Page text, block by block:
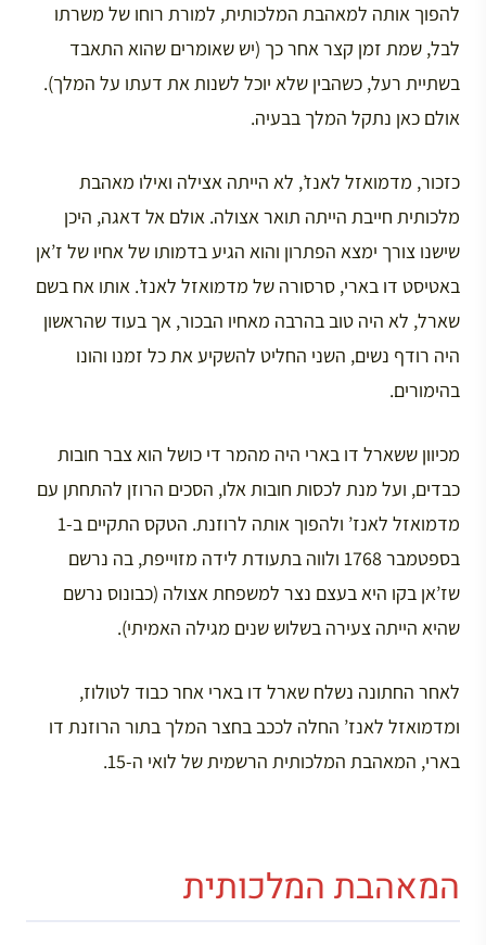
להפוך אותה למאהבת המלכותית, למורת רוחו של משרתו
לבל, שמת זמן קצר אחר כך (יש שאומרים שהוא התאבד
בשתיית רעל, כשהבין שלא יוכל לשנות את דעתו על המלך).
אולם כאן נתקל המלך בבעיה.
כזכור, מדמואזל לאנז’, לא הייתה אצילה ואילו מאהבת
מלכותית חייבת הייתה תואר אצולה. אולם אל דאגה, היכן
שישנו צורך ימצא הפתרון והוא הגיע בדמותו של אחיו של ז’אן
באטיסט דו בארי, סרסורה של מדמואזל לאנז’. אותו אח בשם
שארל, לא היה טוב בהרבה מאחיו הבכור, אך בעוד שהראשון
היה רודף נשים, השני החליט להשקיע את כל זמנו והונו
בהימורים.
מכיוון ששארל דו בארי היה מהמר די כושל הוא צבר חובות
כבדים, ועל מנת לכסות חובות אלו, הסכים הרוזן להתחתן עם
מדמואזל לאנז’ ולהפוך אותה לרוזנת. הטקס התקיים ב-1
בספטמבר 1768 ולווה בתעודת לידה מזוייפת, בה נרשם
שז’אן בקו היא בעצם נצר למשפחת אצולה (כבונוס נרשם
שהיא הייתה צעירה בשלוש שנים מגילה האמיתי).
לאחר החתונה נשלח שארל דו בארי אחר כבוד לטולוז,
ומדמואזל לאנז’ החלה לככב בחצר המלך בתור הרוזנת דו
בארי, המאהבת המלכותית הרשמית של לואי ה-15.
המאהבת המלכותית